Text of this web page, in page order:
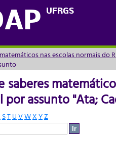
UFRGS
saberes
nas escolas normais do
saberes
por assunto "Ata;
STUVWXYZ